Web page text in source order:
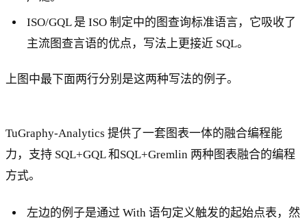
ISO/GQL 是 ISO 制定中的图查询标准语言，它吸收了
主流图查言语的优点，写法上更接近 SQL。
上图中最下面两行分别是这两种写法的例子。
TuGraphy-Analytics 提供了一套图表一体的融合编程能
力，支持 SQL+GQL 和SQL+Gremlin 两种图表融合的编程
方式。
左边的例子是通过 With 语句定义触发的起始点表，然